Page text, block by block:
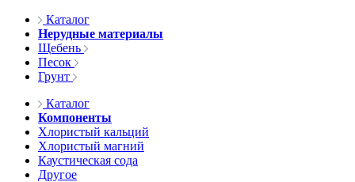
Каталог
Нерудные материалы
Щебень
Песок
Грунт
Каталог
Компоненты
Хлористый кальций
Хлористый магний
Каустическая сода
Другое